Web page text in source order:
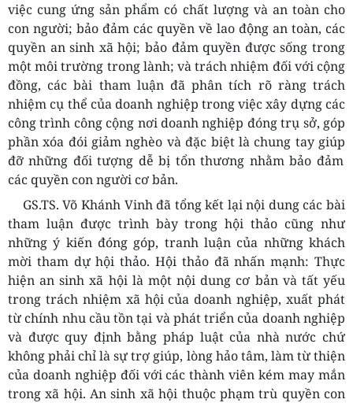
việc cung ứng sản phẩm có chất lượng và an toàn cho
con người; bảo đảm các quyền về lao động an toàn, các
quyền an sinh xã hội; bảo đảm quyền được sống trong
một môi trường trong lành; và trách nhiệm đối với cộng
đồng, các bài tham luận đã phân tích rõ ràng trách
nhiệm cụ thể của doanh nghiệp trong việc xây dựng các
công trình công cộng nơi doanh nghiệp đóng trụ sở, góp
phần xóa đói giảm nghèo và đặc biệt là chung tay giúp
đỡ những đối tượng dễ bị tổn thương nhằm bảo đảm
các quyền con người cơ bản.
GS.TS. Võ Khánh Vinh đã tổng kết lại nội dung các bài
tham luận được trình bày trong hội thảo cũng như
những ý kiến đóng góp, tranh luận của những khách
mời tham dự hội thảo. Hội thảo đã nhấn mạnh: Thực
hiện an sinh xã hội là một nội dung cơ bản và tất yếu
trong trách nhiệm xã hội của doanh nghiệp, xuất phát
từ chính nhu cầu tồn tại và phát triển của doanh nghiệp
và được quy định bằng pháp luật của nhà nước chứ
không phải chỉ là sự trợ giúp, lòng hảo tâm, làm từ thiện
của doanh nghiệp đối với các thành viên kém may mắn
trong xã hội.An sinh xã hội thuộc phạm trù quyền con